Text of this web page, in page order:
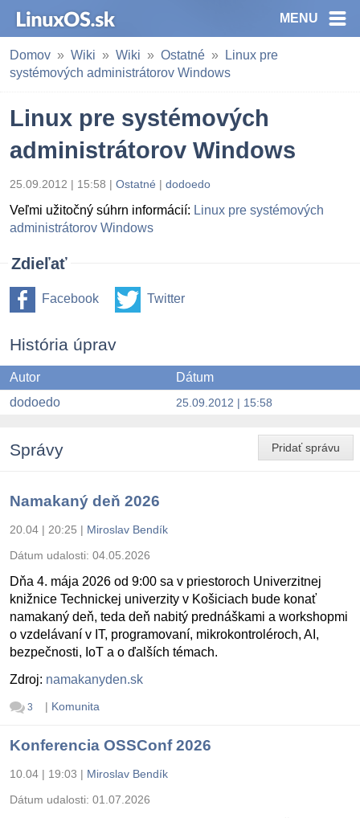
MENU
Domov Wiki Wiki Ostatné
Linux pre
systémových administrátorov Windows
Linux pre systémových
administrátorov Windows
25.09.2012 | 15:58 | Ostatné | dodoedo
Veľmi užitočný súhrn informácií: Linux pre systémových
administrátorov Windows
Zdieľať
Facebook Twitter
História úprav
Autor
Dátum
dodoedo
25.09.2012 | 15:58
Pridať správu
Správy
Namakaný deň 2026
20.04 | 20:25 | Miroslav Bendík
Dátum udalosti: 04.05.2026
Dňa 4. mája 2026 od 9:00 sa v priestoroch Univerzitnej
knižnice Technickej univerzity v Košiciach bude konať
namakaný deň, teda deň nabitý prednáškami a workshopmi
o vzdelávaní v IT, programovaní, mikrokontroléroch, AI,
bezpečnosti, IoT a o ďalších témach.
Zdroj: namakanyden.sk
3 | Komunita
Konferencia OSSConf 2026
10.04 | 19:03 | Miroslav Bendík
Dátum udalosti: 01.07.2026